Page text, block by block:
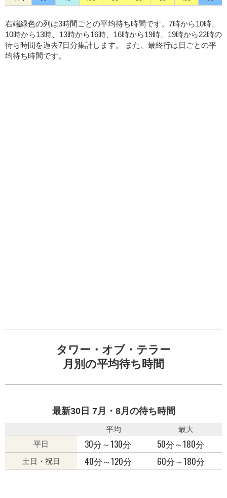
右端緑色の列は3時間ごとの平均待ち時間です。7時から10時、
10時から13時、13時から16時、16時から19時、19時から22時の
待ち時間を過去7日分集計します。 また、最終行は日ごとの平
均待ち時間です。
タワー・オブ・テラー
月別の平均待ち時間
最新30日 7月・8月の待ち時間
平均
最大
平日
30分～130分 50分～180分
土日・祝日 40分～120分 60分～180分